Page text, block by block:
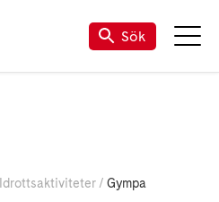
Sök
Idrottsaktiviteter Gympa